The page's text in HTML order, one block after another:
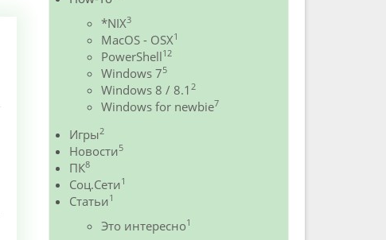
*NIX3
MacOS - OSX1
PowerShell12
Windows 75
Windows 8 / 8.1 2
Windows for newbie7
Игры2
Новости5
ПК8
Соц.Сети1
Статьи1
Это интересно1